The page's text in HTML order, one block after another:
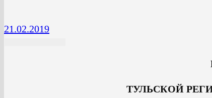
21.02.2019
ТУЛЬСКОЙ